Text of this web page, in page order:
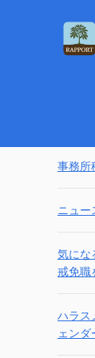
事務所
ニュー
気にな
戒免職
ハラス
ェンダ